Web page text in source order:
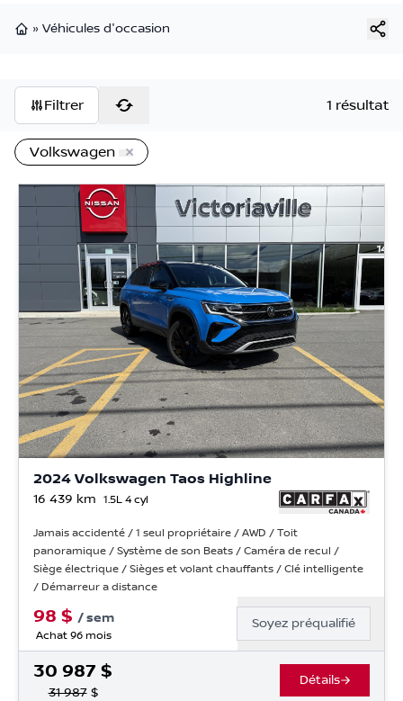
» Véhicules d'occasion
Filtrer 1 résultat
Volkswagen
2024 Volkswagen Taos Highline
16 439 km 1.5L 4 cyl
Jamais accidenté / 1 seul propriétaire / AWD / Toit
panoramique / Système de son Beats / Caméra de recul /
Siège électrique / Sièges et volant chauffants / Clé intelligente
/ Démarreur a distance
98 $ /sem
Achat 96 mois
Soyez préqualifié
30 987 $
31 987$
Détails